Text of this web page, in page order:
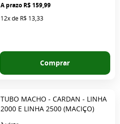
R$ 159,99
12xde R$ 13,33
Comprar
TUBO MACHO - CARDAN - LINHA
2000 E LINHA 2500 (MACIÇO)